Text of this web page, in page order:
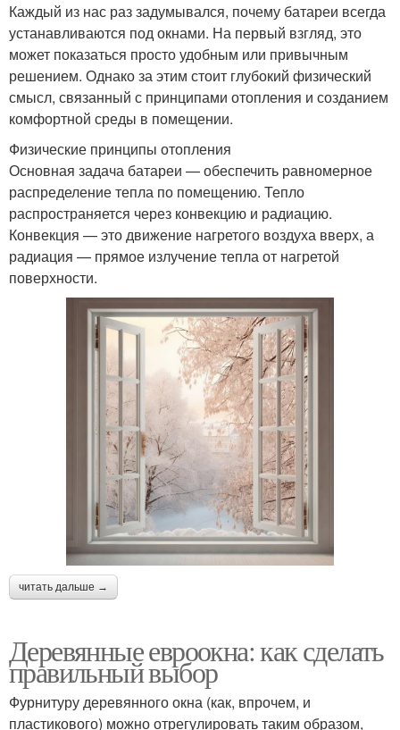
Каждый из нас раз задумывался, почему батареи всегда
устанавливаются под окнами. На первый взгляд, это
может показаться просто удобным или привычным
решением. Однако за этим стоит глубокий физический
смысл, связанный с принципами отопления и созданием
комфортной среды в помещении.
Физические принципы отопления
Основная задача батареи — обеспечить равномерное
распределение тепла по помещению. Тепло
распространяется через конвекцию и радиацию.
Конвекция — это движение нагретого воздуха вверх, а
радиация — прямое излучение тепла от нагретой
поверхности.
читать дальше →
Деревянные евроокна: как сделать
правильный выбор
Фурнитуру деревянного окна (как, впрочем, и
пластикового) можно отрегулировать таким образом,